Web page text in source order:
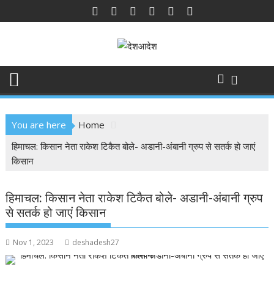
to
You are here
Home
हिमाचल: किसान नेता राकेश टिकैत बोले- अडानी-अंबानी ग्रुप से सतर्क हो जाएं
किसान
हिमाचल: किसान नेता राकेश टिकैत बोले- अडानी-अंबानी ग्रुप
से सतर्क हो जाएं किसान
Nov 1, 2023 deshadesh27